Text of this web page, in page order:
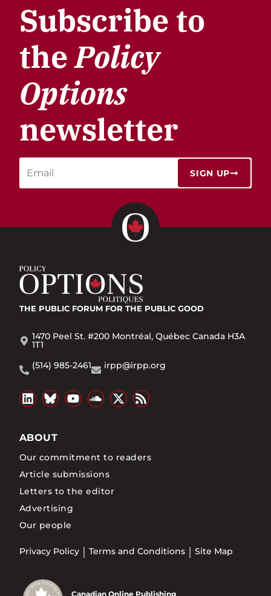
Subscribe to
thePolicy
Options
newsletter
SIGN UP
THE PUBLIC FORUM FOR THE PUBLIC GOOD
1470 Peel St. #200 Montréal, Québec Canada H3A
1T1
(514) 985-2461
irpp@irpp.org
ABOUT
Our commitment to readers
Article submissions
Letters to the editor
Advertising
Our people
Privacy Policy Terms and Conditions Site Map
Canadian Online Publishing